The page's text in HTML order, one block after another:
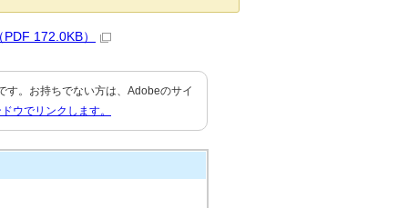
172.0KB）
す。お持ちでない方は、Adobeのサイ
ウでリンクします。